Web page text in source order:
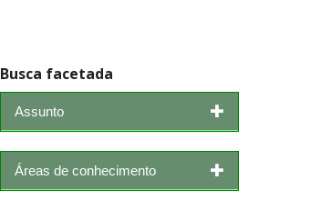
Busca facetada
Assunto
Áreas de conhecimento